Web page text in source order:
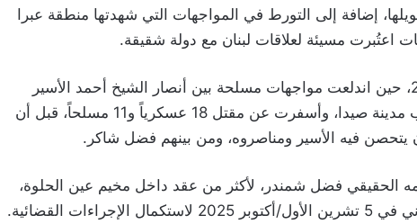
إضافة إلى التورط في المواجهات التي شهدتها منطقة عبرا
اعتُبرت مسيئة لعلاقات لبنان مع دولة شقيقة.
وتعود القضية إلى حزيران/يونيو 2013، حين اندلعت مواجهات مسلحة بين أنصار الشيخ أحمد الأسير
والجيش اللبناني في منطقة عبرا قرب مدينة صيدا، وأسفرت عن مقتل 18 عسكرياً و11 مسلحاً، قبل أن
فيه الأسير ومناصروه، ومن بينهم فضل شاكر.
الحقيقي فضل شمندر، لأكثر من عقد داخل مخيم عين الحلوة،
القضائية.